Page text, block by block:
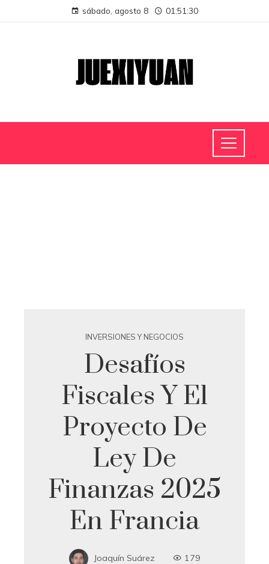
sábado, agosto 8 01:51:30
INVERSIONES Y NEGOCIOS
Desafíos
Fiscales Y El
Proyecto De
Ley De
Finanzas 2025
En Francia
Joaquín Suárez 179